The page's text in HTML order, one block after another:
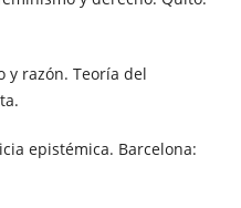
y razón. Teoría del
epistémica. Barcelona: